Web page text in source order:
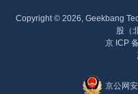
Copyright © 2026, Geekbang
股（
京 ICP
京公网